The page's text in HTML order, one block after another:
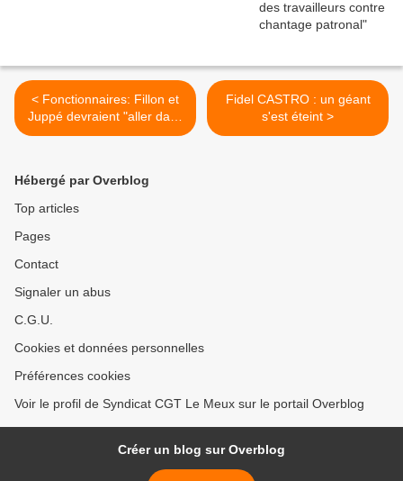
< Fonctionnaires: Fillon et
Juppé devraient "aller dans
un hôpital" (Martinez, CGT)
Fidel CASTRO : un géant
s'est éteint >
Hébergé par Overblog
Top articles
Pages
Contact
Signaler un abus
C.G.U.
Cookies et données personnelles
Préférences cookies
Voir le profil de Syndicat CGT Le Meux sur le portail Overblog
Créer un blog sur Overblog